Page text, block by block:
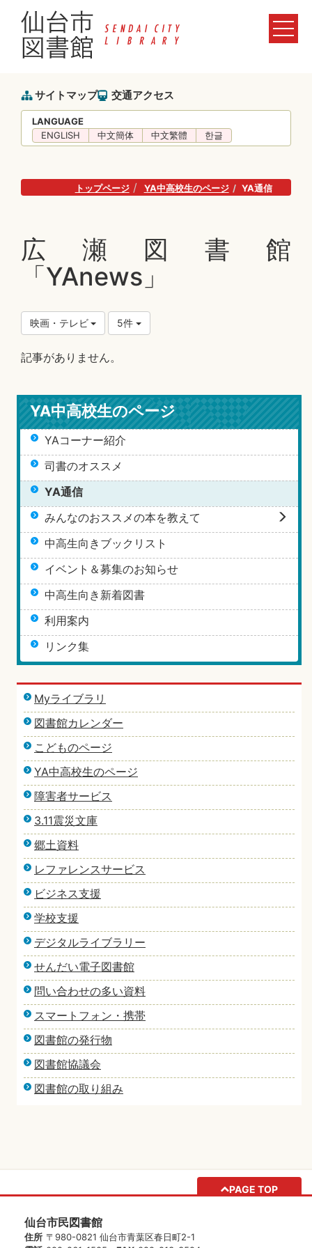
サイトマップ 交通アクセス
LANGUAGE
ENGLISH
中文簡体 中文繁體 한글
トップページ YA中高校生のページ YA通信
広瀬図書館
「YAnews」
映画・テレビ 5件
記事がありません。
YA中高校生のページ
YAコーナー紹介
司書のオススメ
YA通信
みんなのおススメの本を教えて
中高生向きブックリスト
イベント＆募集のお知らせ
中高生向き新着図書
利用案内
リンク集
Myライブラリ
図書館カレンダー
こどものページ
YA中高校生のページ
障害者サービス
3.11震災文庫
郷土資料
レファレンスサービス
ビジネス支援
学校支援
デジタルライブラリー
せんだい電子図書館
問い合わせの多い資料
スマートフォン・携帯
図書館の発行物
図書館協議会
図書館の取り組み
PAGE TOP
仙台市民図書館
住所 〒980-0821 仙台市青葉区春日町2-1